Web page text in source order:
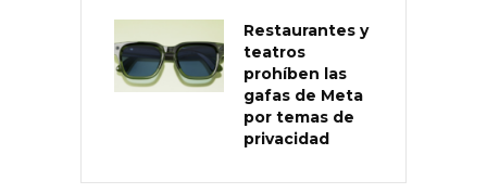
Restaurantes y
teatros
prohíben las
gafas de Meta
por temas de
privacidad